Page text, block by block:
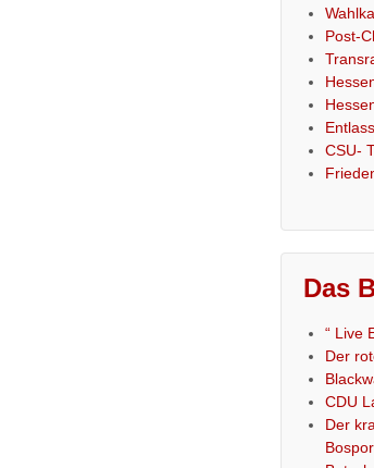
Post-
CSU-
Das
“ Live
Der
CDU
Der